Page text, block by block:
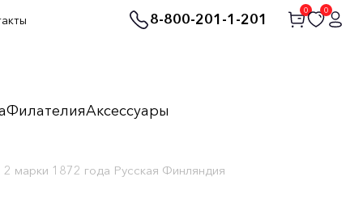
8-800-201-1-201
0 0
ФилателияАксессуары
2 марки 1872 года Русская Финляндия